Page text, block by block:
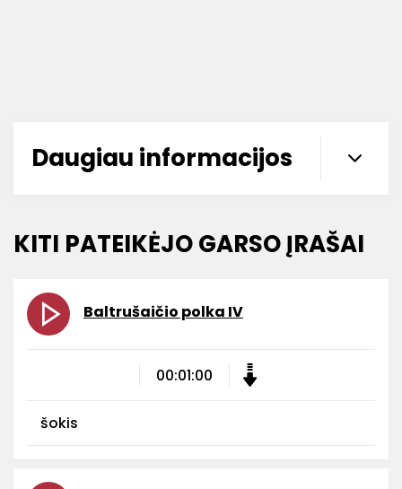
Daugiau informacijos
KITI PATEIKĖJO GARSO ĮRAŠAI
Baltrušaičio polka IV
00:01:00
šokis